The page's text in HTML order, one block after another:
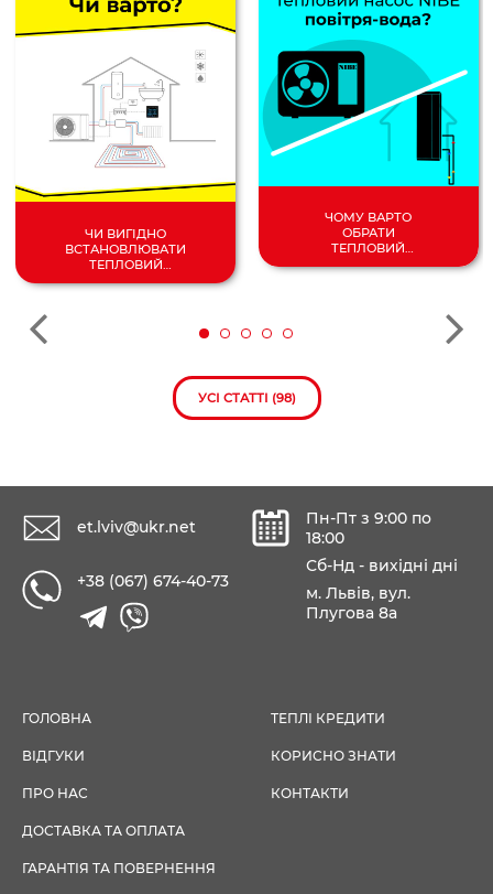
ЧИ ВИГІДНО
ВСТАНОВЛЮВАТИ
ТЕПЛОВИЙ
ЧОМУ ВАРТО
ОБРАТИ
ТЕПЛОВИЙ
НАСОС
УСІ СТАТТІ (98)
et.lviv@ukr.net
+38 (067) 674-40-73
Пн-Пт з 9:00 по
18:00
Сб-Нд - вихідні дні
м. Львів, вул.
Плугова 8а
ГОЛОВНА
ВІДГУКИ
ПРО НАС
ДОСТАВКА ТА ОПЛАТА
ГАРАНТІЯ ТА ПОВЕРНЕННЯ
ТЕПЛІ КРЕДИТИ
КОРИСНО ЗНАТИ
КОНТАКТИ